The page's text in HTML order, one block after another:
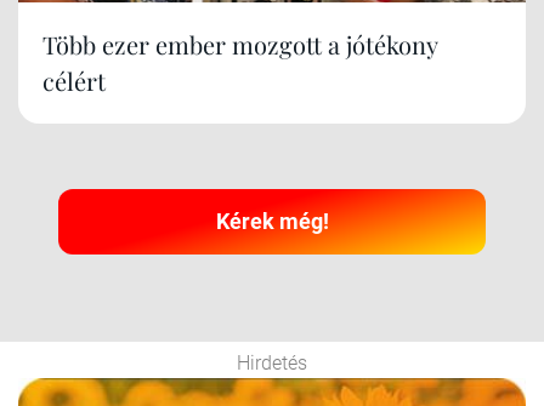
Több ezer ember mozgott a jótékony
célért
Kérek még!
Hirdetés